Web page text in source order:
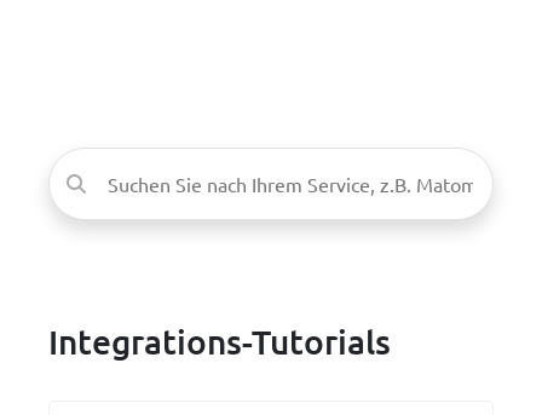
Integrations-Tutorials